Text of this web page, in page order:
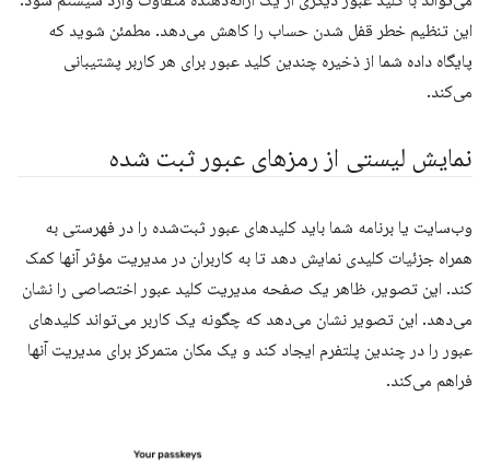
این تنظیم خطر قفل شدن حساب را کاهش می‌دهد. مطمئن شوید که
پایگاه داده شما از ذخیره چندین کلید عبور برای هر کاربر پشتیبانی
می‌کند.
نمایش لیستی از رمزهای عبور ثبت شده
وب‌سایت یا برنامه شما باید کلیدهای عبور ثبت‌شده را در فهرستی به
همراه جزئیات کلیدی نمایش دهد تا به کاربران در مدیریت مؤثر آنها کمک
کند. این تصویر، ظاهر یک صفحه مدیریت کلید عبور اختصاصی را نشان
می‌دهد. این تصویر نشان می‌دهد که چگونه یک کاربر می‌تواند کلیدهای
عبور را در چندین پلتفرم ایجاد کند و یک مکان متمرکز برای مدیریت آنها
فراهم می‌کند.